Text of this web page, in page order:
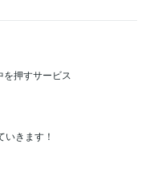
を押すサービス
きます！